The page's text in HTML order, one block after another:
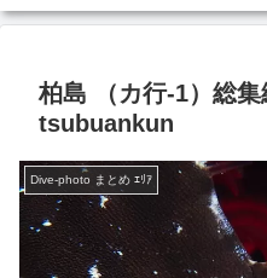
柏島 （カ行-1）総
tsubuankun
Dive-photo まとめ ｴﾘｱ